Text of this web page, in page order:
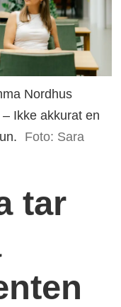
Nordhus
Ikke akkurat en
Foto: Sara
tar